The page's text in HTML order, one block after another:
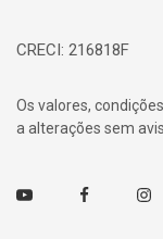
CRECI: 216818F
Os valores,
a alterações sem
Youtube Facebook